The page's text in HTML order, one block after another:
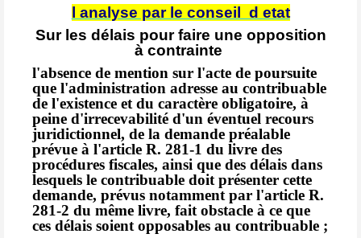
l analyse par le conseil d etat
Sur les délais pour faire une opposition
à contrainte
l'absence de mention sur l'acte de poursuite
que l'administration adresse au contribuable
de l'existence et du caractère obligatoire, à
peine d'irrecevabilité d'un éventuel recours
juridictionnel, de la demande préalable
prévue à l'article R. 281-1 du livre des
procédures fiscales, ainsi que des délais dans
lesquels le contribuable doit présenter cette
demande, prévus notamment par l'article R.
281-2 du même livre, fait obstacle à ce que
ces délais soient opposables au contribuable ;